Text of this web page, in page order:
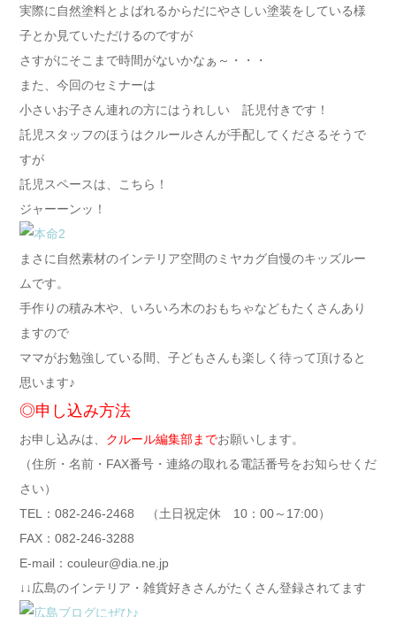
実際に自然塗料とよばれるからだにやさしい塗装をしている様
子とか見ていただけるのですが
さすがにそこまで時間がないかなぁ～・・・
また、今回のセミナーは
小さいお子さん連れの方にはうれしい 託児付きです！
託児スタッフのほうはクルールさんが手配してくださるそうで
すが
託児スペースは、こちら！
ジャーーンッ！
まさに自然素材のインテリア空間のミヤカグ自慢のキッズルー
ムです。
手作りの積み木や、いろいろ木のおもちゃなどもたくさんあり
ますので
ママがお勉強している間、子どもさんも楽しく待って頂けると
思います♪
◎申し込み方法
お申し込みは、 クルール編集部までお願いします。
（住所・名前・FAX番号・連絡の取れる電話番号をお知らせくだ
さい）
TEL：082-246-2468 （土日祝定休 10：00～17:00）
FAX：082-246-3288
E-mail：couleur@dia.ne.jp
↓↓広島のインテリア・雑貨好きさんがたくさん登録されてます